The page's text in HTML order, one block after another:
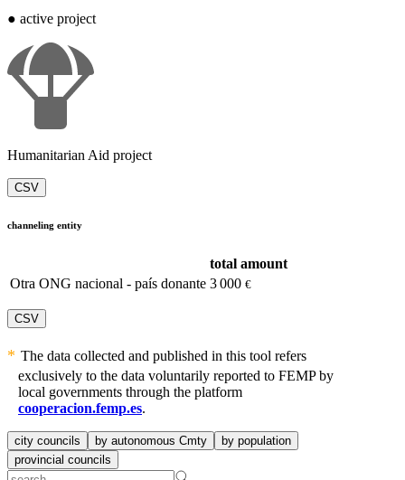
● active project
Humanitarian Aid project
CSV
channeling entity
total amount
Otra ONG nacional - país donante 3 000 €
CSV
The data collected and published in this tool refers
exclusively to the data voluntarily reported to FEMP by
local governments through the platform
cooperacion.femp.es.
city councils by autonomous Cmty
by population
provincial councils